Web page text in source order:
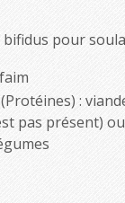
pour
:
pas présent)